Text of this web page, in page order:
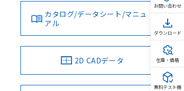
カタログ/データシート/マニュ
アル
2D CADデータ
お問い合わせ
ダウンロード
在庫・価格
無料テスト機